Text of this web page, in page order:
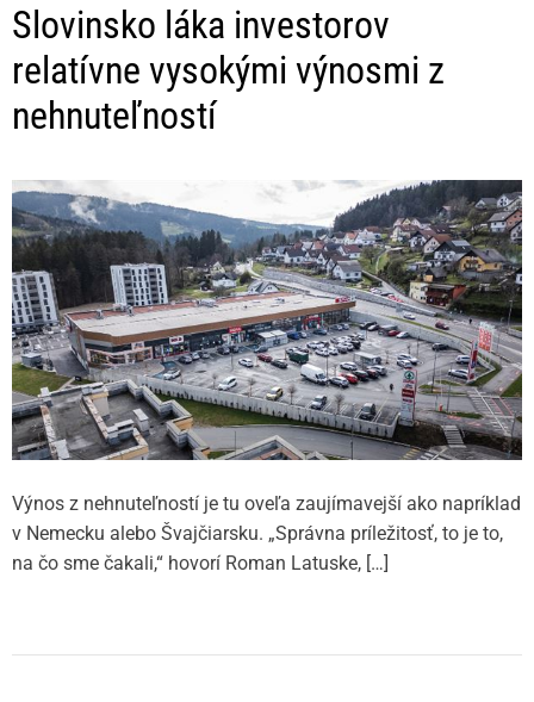
Slovinsko láka investorov
relatívne vysokými výnosmi z
nehnuteľností
Výnos z nehnuteľností je tu oveľa zaujímavejší ako napríklad
v Nemecku alebo Švajčiarsku. „Správna príležitosť, to je to,
na čo sme čakali,“ hovorí Roman Latuske, […]